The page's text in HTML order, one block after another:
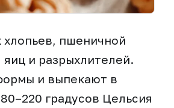
хлопьев, пшеничной
яиц и разрыхлителей.
и выпекают в
градусов Цельсия